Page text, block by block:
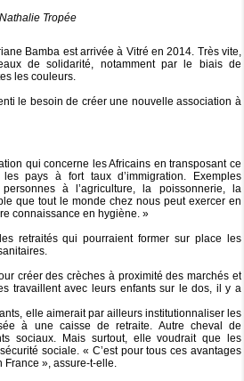
Tropée
Bamba est arrivée à Vitré en 2014. Très vite,
de solidarité, notamment par le biais de
les couleurs.
le besoin de créer une nouvelle association à
qui concerne les Africains en transposant ce
pays à fort taux d’immigration. Exemples
à l’agriculture, la poissonnerie, la
que tout le monde chez nous peut exercer en
connaissance en hygiène. »
retraités qui pourraient former sur place les
créer des crèches à proximité des marchés et
travaillent avec leurs enfants sur le dos, il y a
elle aimerait par ailleurs institutionnaliser les
à une caisse de retraite. Autre cheval de
sociaux. Mais surtout, elle voudrait que les
sociale. « C’est pour tous ces avantages
», assure-t-elle.